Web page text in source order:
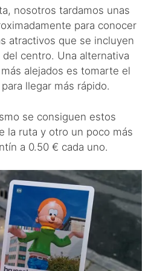
nosotros tardamos unas
para conocer
atractivos que se incluyen
centro. Una alternativa
alejados es tomarte el
para llegar más rápido.
se consiguen estos
la ruta y otro un poco más
a 0.50 € cada uno.